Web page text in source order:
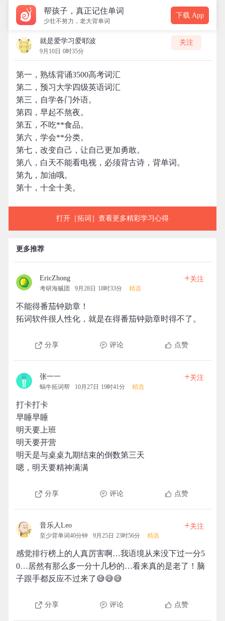
帮孩子，真正记住单词
少壮不努力，老大背单词
下载 App
就是爱学习爱耶波
9月10日 0时35分
关注
第一，熟练背诵3500高考词汇
第二，预习大学四级英语词汇
第三，自学各门外语。
第四，早起不熬夜。
第五，不吃**食品。
第六，学会**分类。
第七，改变自己，让自己更加勇敢。
第八，白天不能看电视，必须背古诗，背单词。
第九，加油哦。
第十，十全十美。
打开［拓词］查看更多精彩学习心得
更多推荐
EricZhong
考研海贼团 9月28日 18时33分 精选
+关注
不能得番茄钟勋章！
拓词软件很人性化，就是在得番茄钟勋章时得不了。
分享 评论 点赞
张一一
蜗牛拓词帮 10月27日 19时41分 精选
+关注
打卡打卡
早睡早睡
明天要上班
明天要开营
明天是与桌桌九期结束的倒数第三天
嗯，明天要精神满满
分享 评论 点赞
音乐人Leo
至少背单词40分钟 9月25日 23时56分 精选
+关注
感觉排行榜上的人真厉害啊…我语境从来没下过一分5
0…居然有那么多一分十几秒的…看来真的是老了！脑
子跟手都反应不过来了😅😅😅
分享 评论 点赞